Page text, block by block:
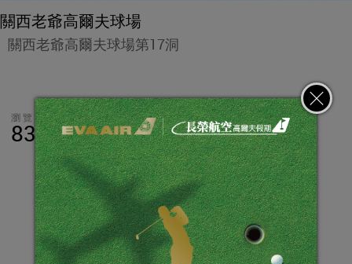
關西老爺高爾夫球場
關西老爺高爾夫球場第17洞
瀏覽數
83,563 分享 LINE